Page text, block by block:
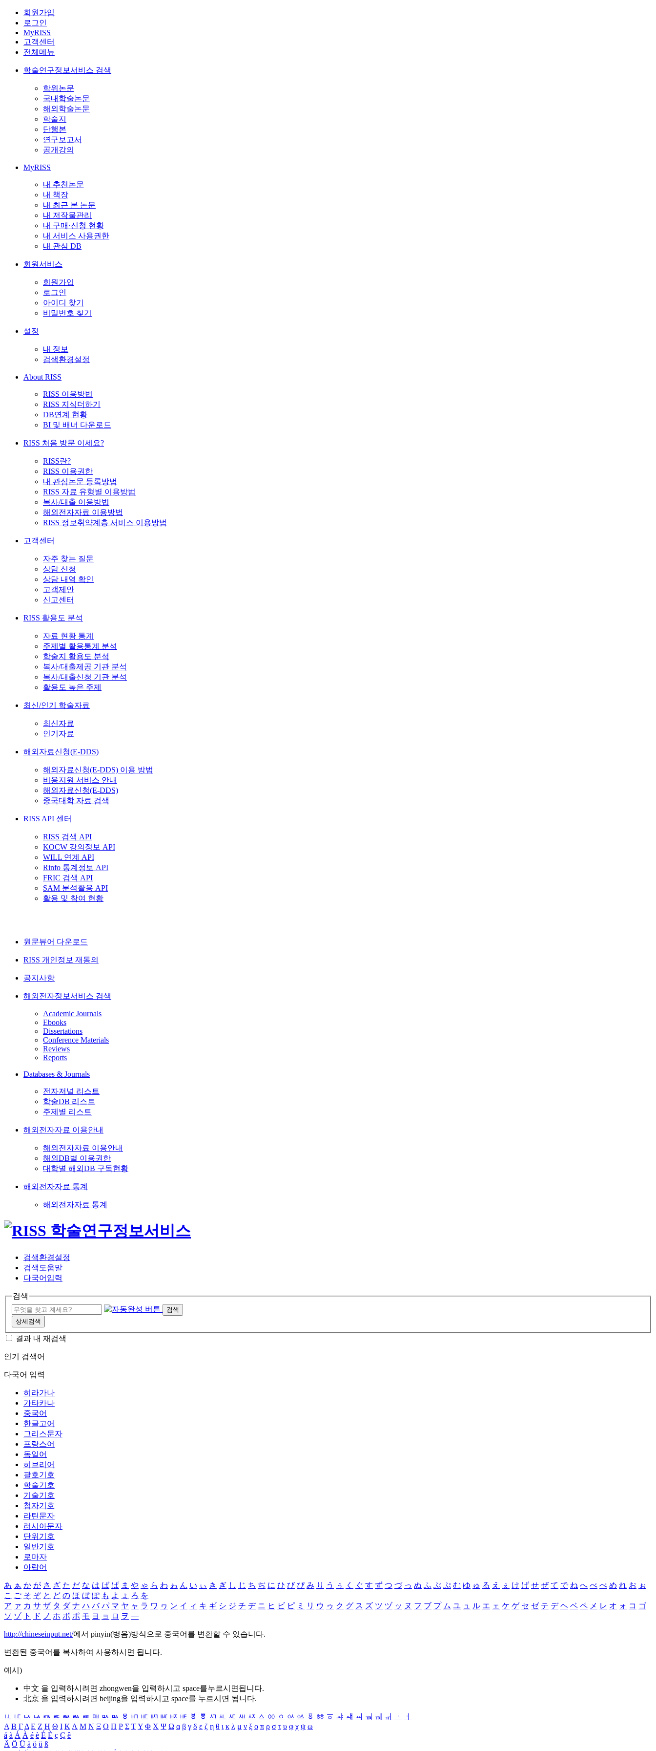
회원가입
로그인
MyRISS
고객센터
전체메뉴
학술연구정보서비스 검색
학위논문
국내학술논문
해외학술논문
학술지
단행본
연구보고서
공개강의
MyRISS
내 추천논문
내 책장
내 최근 본 논문
내 저작물관리
내 구매·신청 현황
내 서비스 사용권한
내 관심 DB
회원서비스
회원가입
로그인
아이디 찾기
비밀번호 찾기
설정
내 정보
검색환경설정
About RISS
RISS 이용방법
RISS 지식더하기
DB연계 현황
BI 및 배너 다운로드
RISS 처음 방문 이세요?
RISS란?
RISS 이용권한
내 관심논문 등록방법
RISS 자료 유형별 이용방법
복사/대출 이용방법
해외전자자료 이용방법
RISS 정보취약계층 서비스 이용방법
고객센터
자주 찾는 질문
상담 신청
상담 내역 확인
고객제안
신고센터
RISS 활용도 분석
자료 현황 통계
주제별 활용통계 분석
학술지 활용도 분석
복사/대출제공 기관 분석
복사/대출신청 기관 분석
활용도 높은 주제
최신/인기 학술자료
최신자료
인기자료
해외자료신청(E-DDS)
해외자료신청(E-DDS) 이용 방법
비용지원 서비스 안내
해외자료신청(E-DDS)
중국대학 자료 검색
RISS API 센터
RISS 검색 API
KOCW 강의정보 API
WILL 연계 API
Rinfo 통계정보 API
FRIC 검색 API
SAM 분석활용 API
활용 및 참여 현황
원문뷰어 다운로드
RISS 개인정보 재동의
공지사항
해외전자정보서비스 검색
Academic Journals
Ebooks
Dissertations
Conference Materials
Reviews
Reports
Databases & Journals
전자저널 리스트
학술DB 리스트
주제별 리스트
해외전자자료 이용안내
해외전자자료 이용안내
해외DB별 이용권한
대학별 해외DB 구독현황
해외전자자료 통계
해외전자자료 통계
검색환경설정
검색도움말
다국어입력
검색
검색
상세검색
결과 내 재검색
인기 검색어
다국어 입력
히라가나
가타카나
중국어
한글고어
그리스문자
프랑스어
독일어
히브리어
괄호기호
학술기호
기술기호
첨자기호
라틴문자
러시아문자
단위기호
일반기호
로마자
아랍어
あ ぁ か が さ ざ た だ な は ば ぱ ま や ゃ ら わ ゎ ん い ぃ き ぎ し じ ち ぢ に ひ び ぴ み り う ぅ く ぐ す ず つ づ っ ぬ ふ ぶ ぷ む ゆ ゅ る え ぇ け げ せ ぜ て で ね へ べ ぺ め れ お ぉ
こ ご そ ぞ と ど の ほ ぼ ぽ も よ ょ ろ を
ア ァ カ サ ザ タ ダ ナ ハ バ パ マ ヤ ャ ラ ワ ヮ ン イ ィ キ ギ シ ジ チ ヂ ニ ヒ ビ ピ ミ リ ウ ゥ ク グ ス ズ ツ ヅ ッ ヌ フ ブ プ ム ユ ュ ル エ ェ ケ ゲ セ ゼ テ デ ヘ ベ ペ メ レ オ ォ コ ゴ
ソ ゾ ト ド ノ ホ ボ ポ モ ヨ ョ ロ ヲ ―
http://chineseinput.net/에서 pinyin(병음)방식으로 중국어를 변환할 수 있습니다.
변환된 중국어를 복사하여 사용하시면 됩니다.
예시)
中文 을 입력하시려면 zhongwen을 입력하시고 space를누르시면됩니다.
北京 을 입력하시려면 beijing을 입력하시고 space를 누르시면 됩니다.
ㅥ ㅦ ㅧ ㅨ ㅩ ㅪ ㅫ ㅬ ㅭ ㅮ ㅯ ㅰ ㅱ ㅲ ㅳ ㅴ ㅵ ㅶ ㅷ ㅸ ㅹ ㅺ ㅻ ㅼ ㅽ ㅾ ㅿ ㆀ ㆁ ㆂ ㆃ ㆄ ㆅ ㆆ ㆇ ㆈ ㆉ ㆊ ㆋ ㆌ ㆍ
ㆎ
Α Β ΓΔ Ε Ζ Η Θ Ι ΚΛ Μ Ν Ξ Ο Π Ρ Σ ΤΥ Φ Χ Ψ Ω α β γ δ ε ζ η θ ι κ λ μ ν ξ ο π ρ σ τ υ φ χ ψ ω
á à Á À é è É È ç Ç ê
Ä Ö Ü ä ö ü ß